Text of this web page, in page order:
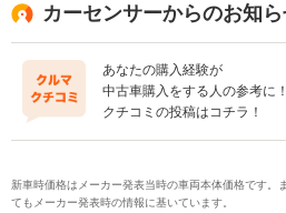
カーセンサーからのお知
あなたの購入経験が
中古車購入をする人の参考に！
クチコミの投稿はコチラ！
新車時価格はメーカー発表当時の車両本体価格です。
てもメーカー発表時の情報に基いています。